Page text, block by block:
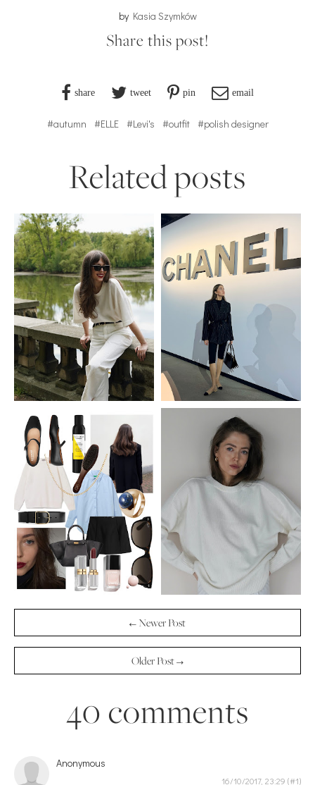
by Kasia Szymków
Share this post!
share tweet pin email
#autumn #ELLE #Levi's #outfit #polish designer
Related posts
← Newer Post
Older Post →
40 comments
Anonymous
16/10/2017, 23:29